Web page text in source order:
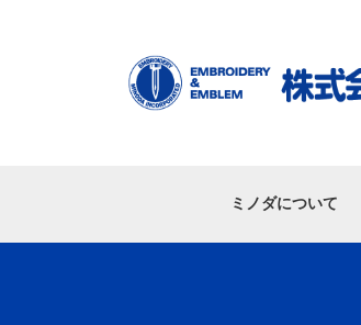
ミノダについて